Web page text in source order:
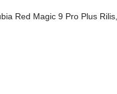
Red Magic 9 Pro Plus